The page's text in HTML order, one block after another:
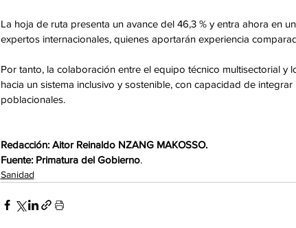
La hoja de ruta presenta un avance del 46,3 % y entra ahora en
expertos internacionales, quienes aportarán experiencia
Por tanto, la colaboración entre el equipo técnico multisectorial y
hacia un sistema inclusivo y sostenible, con capacidad de
poblacionales.
Redacción: Aitor Reinaldo NZANG MAKOSSO.
Fuente: Primatura del Gobierno.
Sanidad